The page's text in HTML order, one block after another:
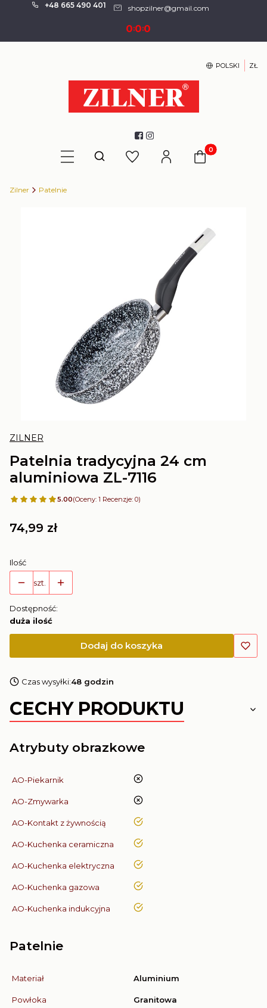
+48 665 490 401 shopzilner@gmail.com
0:0:0
POLSKI ZŁ
Otwórz wyszukiwarkę Produkty w
Zilner Patelnie
ZILNER
Patelnia tradycyjna 24 cm
aluminiowa ZL-7116
5.00(Oceny: 1 Recenzje: 0)
Cena
74,99 zł
Ilość
szt.
Dostępność:
duża ilość
Dodaj do koszyka
Czas wysyłki:48 godzin
CECHY PRODUKTU
Atrybuty obrazkowe
AO-Piekarnik nie
AO-Zmywarka nie
AO-Kontakt z żywnością tak
AO-Kuchenka ceramiczna tak
AO-Kuchenka elektryczna tak
AO-Kuchenka gazowa tak
AO-Kuchenka indukcyjna tak
Patelnie
Materiał Aluminium
Powłoka Granitowa